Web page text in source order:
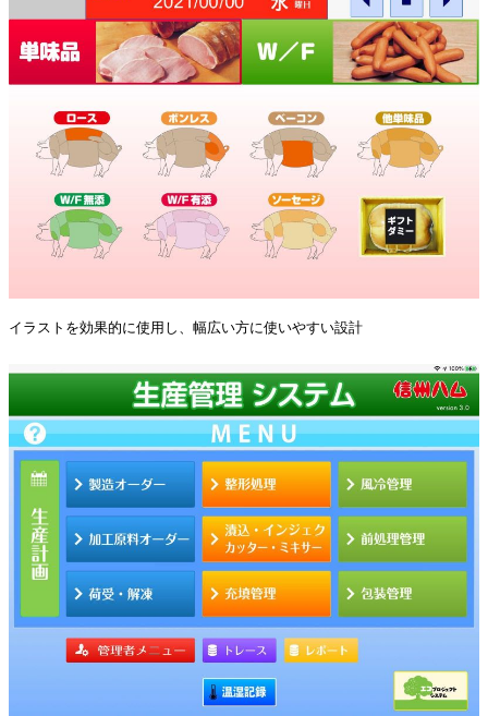
イラストを効果的に使用し、幅広い方に使いやすい設計